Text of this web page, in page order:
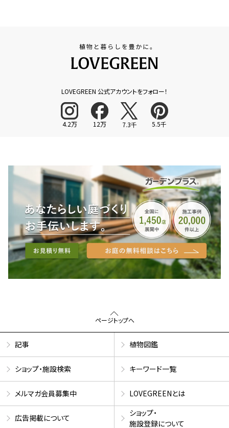
LOVEGREEN 公式アカウントをフォロー！
4.2万 12万 7.3千 5.5千
ページトップへ
記事 植物図鑑
ショップ・施設検索 キーワード一覧
メルマガ会員募集中 LOVEGREENとは
広告掲載について
ショップ・
施設登録について